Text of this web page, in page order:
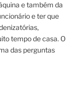
e também da
e ter que
tempo de casa. O
das perguntas